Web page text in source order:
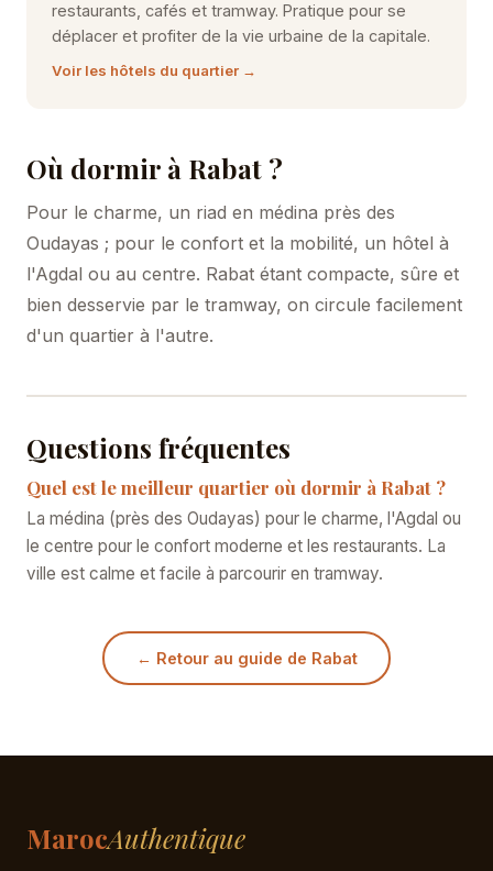
restaurants, cafés et tramway. Pratique pour se
déplacer et profiter de la vie urbaine de la capitale.
Voir les hôtels du quartier →
Où dormir à Rabat ?
Pour le charme, un riad en médina près des
Oudayas ; pour le confort et la mobilité, un hôtel à
l'Agdal ou au centre. Rabat étant compacte, sûre et
bien desservie par le tramway, on circule facilement
d'un quartier à l'autre.
Questions fréquentes
Quel est le meilleur quartier où dormir à Rabat ?
La médina (près des Oudayas) pour le charme, l'Agdal ou
le centre pour le confort moderne et les restaurants. La
ville est calme et facile à parcourir en tramway.
← Retour au guide de Rabat
MarocAuthentique